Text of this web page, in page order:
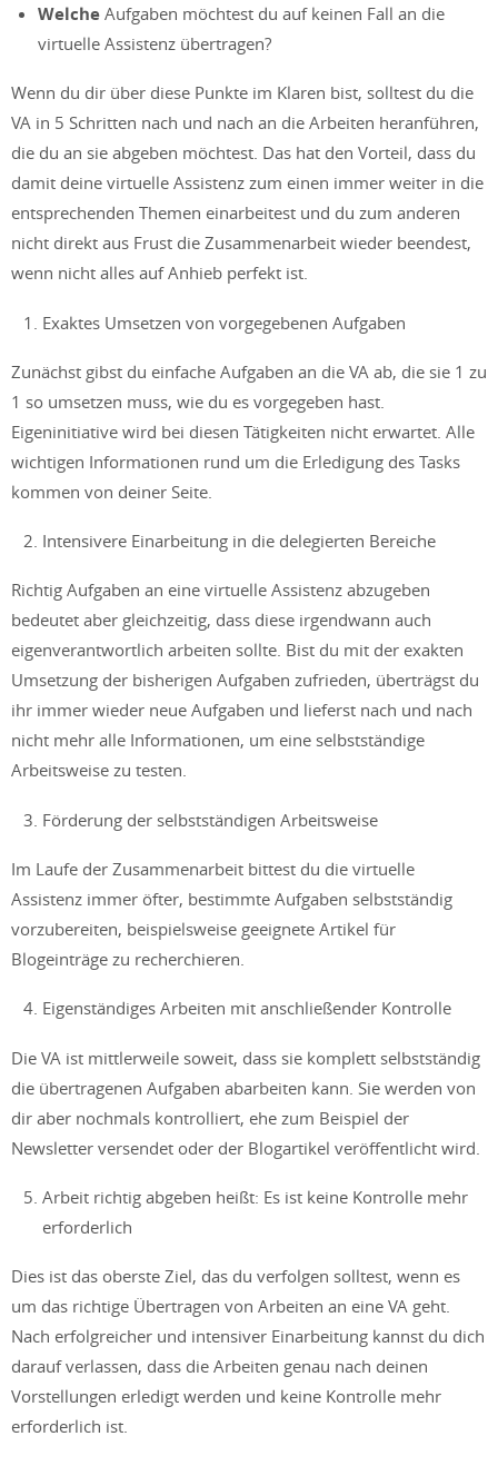
WelcheAufgaben möchtest du auf keinen Fall an die
virtuelle Assistenz übertragen?
Wenn du dir über diese Punkte im Klaren bist, solltest du die
VA in 5 Schritten nach und nach an die Arbeiten heranführen,
die du an sie abgeben möchtest. Das hat den Vorteil, dass du
damit deine virtuelle Assistenz zum einen immer weiter in die
entsprechenden Themen einarbeitest und du zum anderen
nicht direkt aus Frust die Zusammenarbeit wieder beendest,
wenn nicht alles auf Anhieb perfekt ist.
Exaktes Umsetzen von vorgegebenen Aufgaben
Zunächst gibst du einfache Aufgaben an die VA ab, die sie 1 zu
1 so umsetzen muss, wie du es vorgegeben hast.
Eigeninitiative wird bei diesen Tätigkeiten nicht erwartet. Alle
wichtigen Informationen rund um die Erledigung des Tasks
kommen von deiner Seite.
Intensivere Einarbeitung in die delegierten Bereiche
Richtig Aufgaben an eine virtuelle Assistenz abzugeben
bedeutet aber gleichzeitig, dass diese irgendwann auch
eigenverantwortlich arbeiten sollte. Bist du mit der exakten
Umsetzung der bisherigen Aufgaben zufrieden, überträgst du
ihr immer wieder neue Aufgaben und lieferst nach und nach
nicht mehr alle Informationen, um eine selbstständige
Arbeitsweise zu testen.
Förderung der selbstständigen Arbeitsweise
Im Laufe der Zusammenarbeit bittest du die virtuelle
Assistenz immer öfter, bestimmte Aufgaben selbstständig
vorzubereiten, beispielsweise geeignete Artikel für
Blogeinträge zu recherchieren.
Eigenständiges Arbeiten mit anschließender Kontrolle
Die VA ist mittlerweile soweit, dass sie komplett selbstständig
die übertragenen Aufgaben abarbeiten kann. Sie werden von
dir aber nochmals kontrolliert, ehe zum Beispiel der
Newsletter versendet oder der Blogartikel veröffentlicht wird.
Arbeit richtig abgeben heißt: Es ist keine Kontrolle mehr
erforderlich
Dies ist das oberste Ziel, das du verfolgen solltest, wenn es
um das richtige Übertragen von Arbeiten an eine VA geht.
Nach erfolgreicher und intensiver Einarbeitung kannst du dich
darauf verlassen, dass die Arbeiten genau nach deinen
Vorstellungen erledigt werden und keine Kontrolle mehr
erforderlich ist.